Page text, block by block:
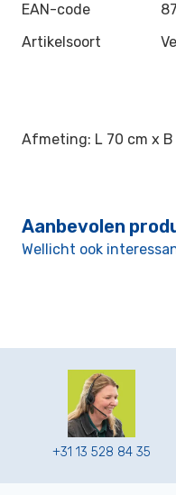
EAN-code
Artikelsoort
Afmeting: L 70 cm x B
Aanbevolen
Wellicht ook
+31 13 528 84 35